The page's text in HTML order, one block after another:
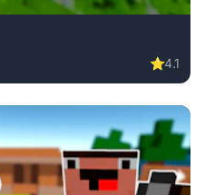
⭐4.1
adventure game, no